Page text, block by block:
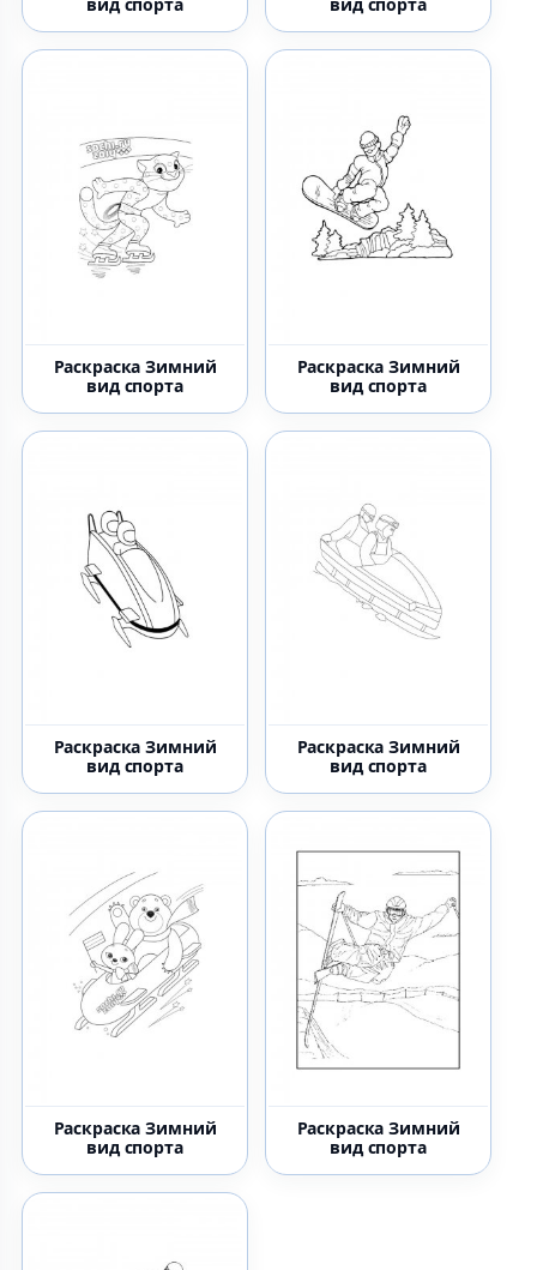
Раскраска Зимний
вид спорта
Раскраска Зимний
вид спорта
Раскраска Зимний
вид спорта
Раскраска Зимний
вид спорта
Раскраска Зимний
вид спорта
Раскраска Зимний
вид спорта